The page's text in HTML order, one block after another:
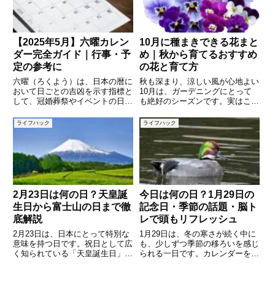
【2025年5月】六曜カレン
ダー完全ガイド｜行事・予
定の参考に
六曜（ろくよう）は、日本の暦に
おいて日ごとの吉凶を示す指標と
して、冠婚葬祭やイベントの日取
に活用されています。本記事で
は、2025年5月の六曜カレンダー
を日別に紹介しつつ、六曜の意味
や活用の仕方、注意点などをわ
10月に種まきできる花まと
め｜秋から育てるおすすめ
の花と育て方
秋も深まり、涼しい風が心地よい
10月は、ガーデニングにとって
も絶好のシーズンです。実はこの
て春や初夏に美しい花を咲かせて
くれる植物がたくさんあります。
春に花を楽しみたいなら、今から
準備しておくのがポイントです。
ライフハック
2月23日は何の日？天皇誕
生日から富士山の日まで徹
底解説
2月23日は、日本にとって特別な
意味を持つ日です。祝日として広
く知られている「天皇誕生日」で
ライフハック
今日は何の日？1月29日の
記念日・季節の話題・脳ト
レで頭もリフレッシュ
1月29日は、冬の寒さが続く中に
も、少しずつ季節の移ろいを感じ
られる一日です。カレンダーを眺